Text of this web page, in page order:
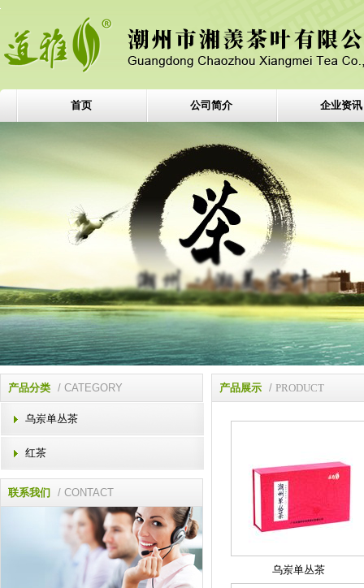
首页 公司简介 企业资讯
产品分类 / CATEGORY
乌岽单丛茶
红茶
联系我们 / CONTACT
产品展示 / PRODUCT
乌岽单丛茶